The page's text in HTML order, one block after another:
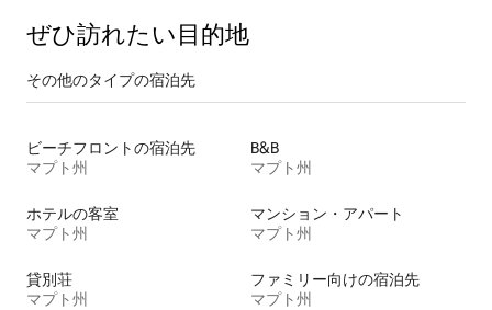
ぜひ訪⁠れ⁠た⁠い目⁠的⁠地
その他のタ⁠イ⁠プ⁠の宿⁠泊⁠先
ビーチフロントの宿泊先
マプト州
B&B
マプト州
ホテルの客室
マプト州
マンション・アパート
マプト州
貸別荘
マプト州
ファミリー向けの宿泊先
マプト州